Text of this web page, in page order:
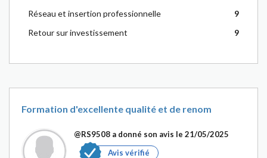
Réseau et insertion professionnelle
9
Retour sur investissement
9
Formation d'excellente qualité et de renom
@RS9508 a donné son avis le 21/05/2025
Avis vérifié